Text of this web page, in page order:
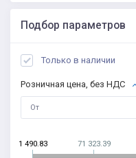
Подбор параметров
Только в наличии
Розничная цена, без НДС
1 490.83 71 323.39